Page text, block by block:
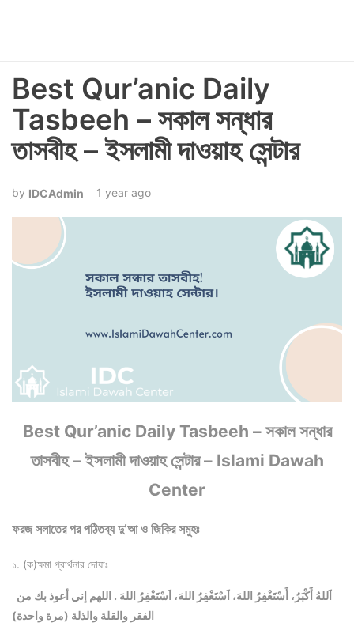
Best Qur’anic Daily
Tasbeeh – সকাল সন্ধার
তাসবীহ – ইসলামী দাওয়াহ সেন্টার
IDCAdmin 1 year ago
Best Qur’anic Daily Tasbeeh – সকাল সন্ধার
তাসবীহ – ইসলামী দাওয়াহ সেন্টার – Islami Dawah
Center
ফরজ সলাতের পর পঠিতব্য দু’আ ও জিকির সমুহঃ
১. (ক)ক্ষমা প্রার্থনার দোয়াঃ
الفقر والقلة والذلة (مرة واحدة)